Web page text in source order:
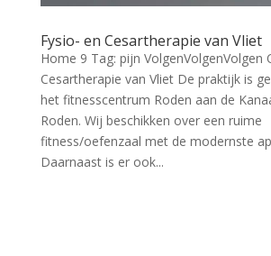
Fysio- en Cesartherapie van Vliet
Home 9 Tag: pijn VolgenVolgenVolgen
Cesartherapie van Vliet De praktijk is
het fitnesscentrum Roden aan de
Roden. Wij beschikken over een ruime
fitness/oefenzaal met de modernste
Daarnaast is er ook...